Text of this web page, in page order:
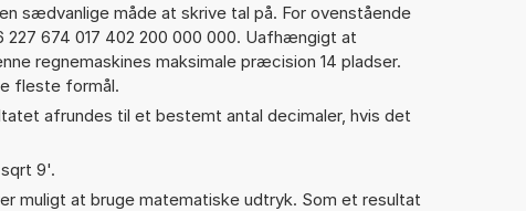
sædvanlige måde at skrive tal på. For ovenstående
227 674 017 402 200 000 000. Uafhængigt at
regnemaskines maksimale præcision 14 pladser.
fleste formål.
afrundes til et bestemt antal decimaler, hvis det
9'.
muligt at bruge matematiske udtryk. Som et resultat